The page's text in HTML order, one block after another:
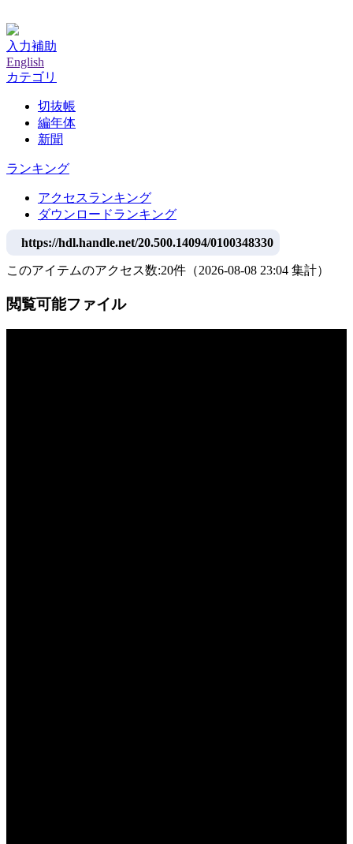
入力補助
English
カテゴリ
切抜帳
編年体
新聞
ランキング
アクセスランキング
ダウンロードランキング
https://hdl.handle.net/20.500.14094/0100348330
このアイテムのアクセス数:20件 （2026-08-08 23:04 集計）
閲覧可能ファイル